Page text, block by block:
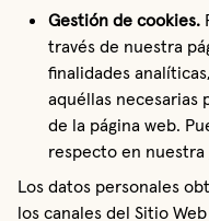
Gestión de cookies.
través de nuestra
finalidades
aquéllas
de la página web.
respecto en nuestra
Los datos personales
los canales del Sitio